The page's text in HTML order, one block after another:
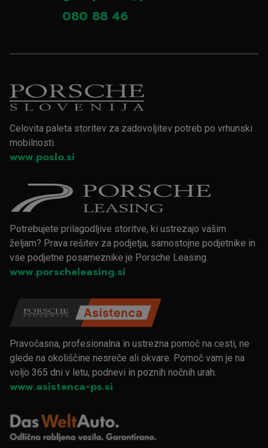
080 88 46
Celovita paleta storitev za zadovoljitev potreb po vrhunski
mobilnosti.
www.poslo.si
Potrebujete prilagodljive storitve, ki ustrezajo vašim
željam? Prava rešitev za podjetja, samostojne podjetnike in
vse podjetne posameznike je Porsche Leasing.
www.porscheleasing.si
Pravočasna, profesionalna in ustrezna pomoč na cesti, ne
glede na okoliščine nesreče ali okvare. Pomoč vam je na
voljo 365 dni v letu, podnevi in poznih nočnih urah.
www.asistenca-ps.si